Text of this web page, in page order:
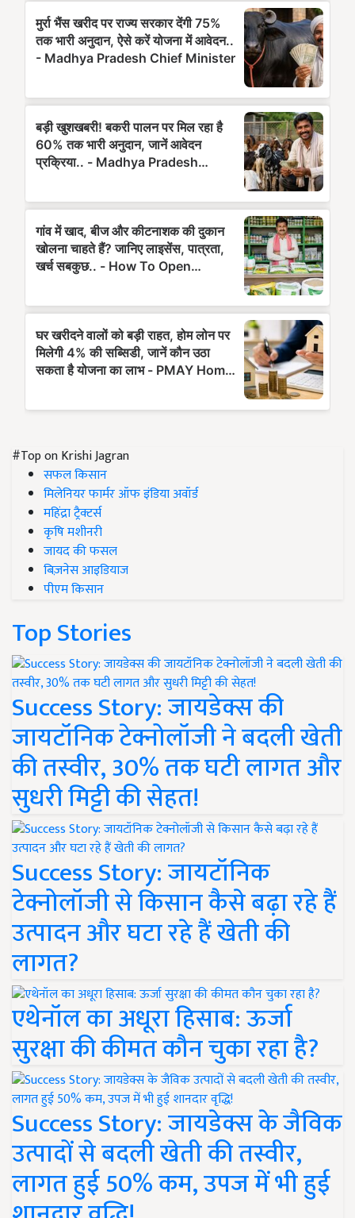
#Top on Krishi Jagran
सफल किसान
मिलेनियर फार्मर ऑफ इंडिया अवॉर्ड
महिंद्रा ट्रैक्टर्स
कृषि मशीनरी
जायद की फसल
बिज़नेस आइडियाज
पीएम किसान
Top Stories
Success Story: जायडेक्स की
जायटॉनिक टेक्नोलॉजी ने बदली खेती
की तस्वीर, 30% तक घटी लागत और
सुधरी मिट्टी की सेहत!
Success Story: जायटॉनिक
टेक्नोलॉजी से किसान कैसे बढ़ा रहे हैं
उत्पादन और घटा रहे हैं खेती की
लागत?
एथेनॉल का अधूरा हिसाब: ऊर्जा
सुरक्षा की कीमत कौन चुका रहा है?
Success Story: जायडेक्स के जैविक
उत्पादों से बदली खेती की तस्वीर,
लागत हुई 50% कम, उपज में भी हुई